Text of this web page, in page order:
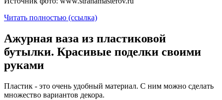
Читать полностью (ссылка)
Ажурная ваза из пластиковой
бутылки. Красивые поделки своими
руками
Пластик - это очень удобный материал. С ним можно сделать
множество вариантов декора.